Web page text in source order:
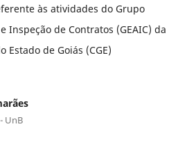
às atividades do Grupo
Inspeção de Contratos (GEAIC) da
Estado de Goiás (CGE)
UnB